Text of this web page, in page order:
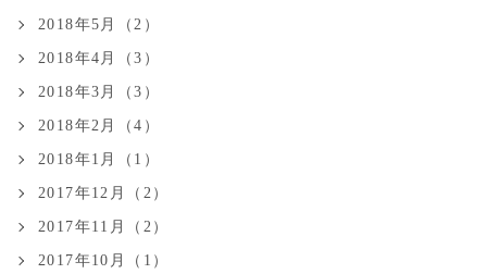
2018年5月（2）
2018年4月（3）
2018年3月（3）
2018年2月（4）
2018年1月（1）
2017年12月（2）
2017年11月（2）
2017年10月（1）